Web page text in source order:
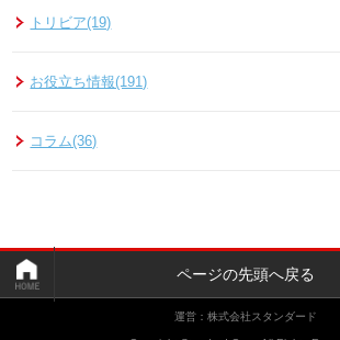
トリビア(19)
お役立ち情報(191)
コラム(36)
ページの先頭へ戻る
運営：株式会社スタンダード